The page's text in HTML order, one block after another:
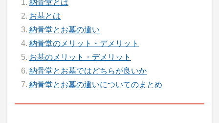
納骨堂とは
お墓とは
納骨堂とお墓の違い
納骨堂のメリット・デメリット
お墓のメリット・デメリット
納骨堂とお墓ではどちらが良いか
納骨堂とお墓の違いについてのまとめ